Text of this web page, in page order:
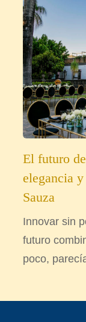
El futuro
elegancia
Sauza
Innovar sin
futuro
poco,